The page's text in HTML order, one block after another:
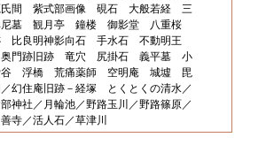
氏間 紫式部画像 硯石 大般若経 三
尼墓 観月亭 鐘楼 御影堂 八重桜
比良明神影向石 手水石 不動明王
門跡旧跡 竜穴 尻掛石 義平墓 小
谷 浮橋 荒痛薬師 空明庵 城墟 毘
幻住庵旧跡－経塚 とくとくの清水／
神社／月輪池／野路玉川／野路篠原／
／活人石／草津川